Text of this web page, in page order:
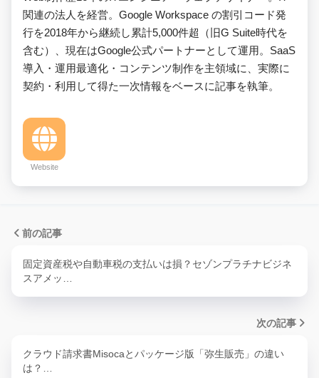
関連の法人を経営。Google Workspace の割引コード発
行を2018年から継続し累計5,000件超（旧G Suite時代を
含む）、現在はGoogle公式パートナーとして運用。SaaS
導入・運用最適化・コンテンツ制作を主領域に、実際に
契約・利用して得た一次情報をベースに記事を執筆。
Website
前の記事
固定資産税や自動車税の支払いは損？セゾンプラチナビジネ
スアメッ…
次の記事
クラウド請求書Misocaとパッケージ版「弥生販売」の違い
は？…